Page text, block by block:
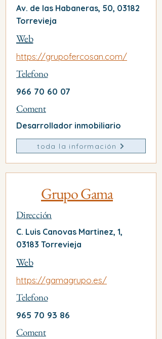
Av. de las Habaneras, 50, 03182
Torrevieja
Web
https://grupofercosan.com/
Telefono
966 70 60 07
Coment
Desarrollador inmobiliario
toda la información
Grupo Gama
Dirección
C. Luis Canovas Martinez, 1,
03183 Torrevieja
Web
https://gamagrupo.es/
Telefono
965 70 93 86
Coment